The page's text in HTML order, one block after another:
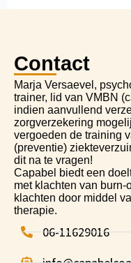
Contact
Marja Versaevel,
trainer, lid van VMBN
indien aanvullend
zorgverzekering
vergoeden de training
(preventie)
dit na te vragen!
Capabel biedt een
met klachten van
klachten door middel
therapie.
06-11629016